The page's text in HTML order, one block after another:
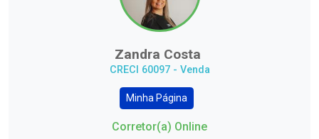
Zandra Costa
CRECI 60097 - Venda
Minha Página
Corretor(a) Online